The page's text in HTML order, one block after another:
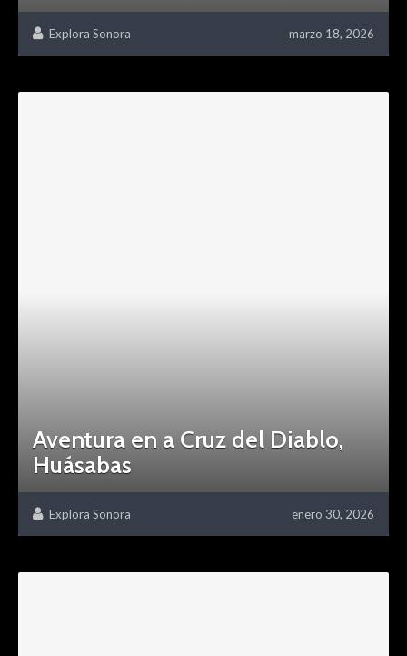
Explora Sonora marzo 18, 2026
Aventura en a Cruz del Diablo,
Huásabas
Explora Sonora enero 30, 2026